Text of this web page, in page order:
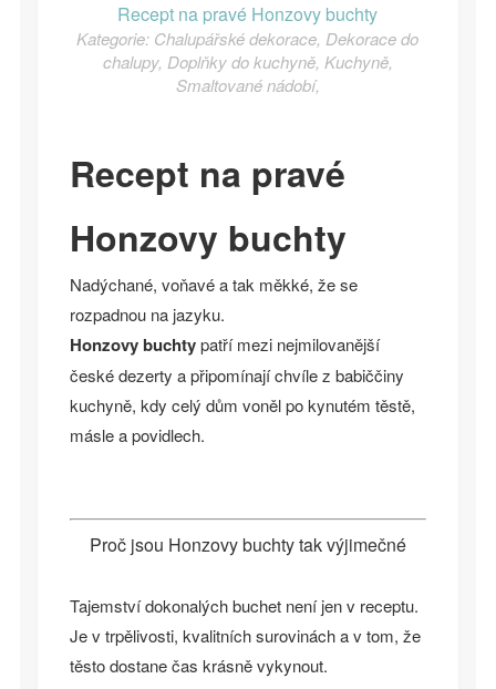
Recept na pravé Honzovy buchty
Kategorie: Chalupářské dekorace, Dekorace do
chalupy, Doplňky do kuchyně, Kuchyně,
Smaltované nádobí,
Recept na pravé
Honzovy buchty
Nadýchané, voňavé a tak měkké, že se
rozpadnou na jazyku.
Honzovy buchtypatří mezi nejmilovanější
české dezerty a připomínají chvíle z babiččiny
kuchyně, kdy celý dům voněl po kynutém těstě,
másle a povidlech.
Proč jsou Honzovy buchty tak výjimečné
Tajemství dokonalých buchet není jen v receptu.
Je v trpělivosti, kvalitních surovinách a v tom, že
těsto dostane čas krásně vykynout.